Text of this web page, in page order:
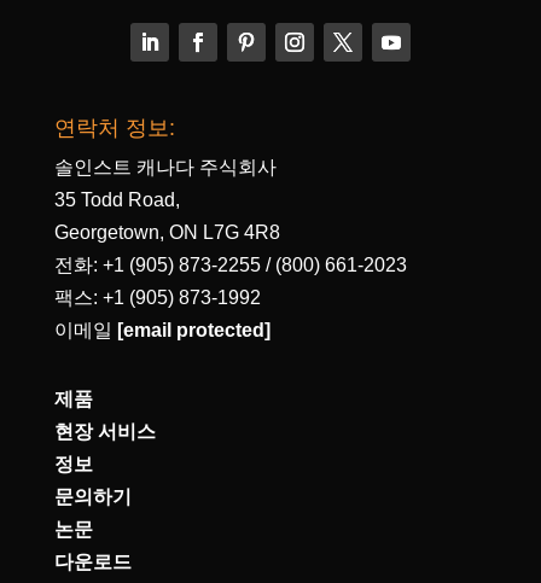
연락처 정보:
솔인스트 캐나다 주식회사
35 Todd Road,
Georgetown, ON L7G 4R8
전화: +1 (905) 873-2255 / (800) 661-2023
팩스: +1 (905) 873-1992
이메일 [email protected]
제품
현장 서비스
정보
문의하기
논문
다운로드